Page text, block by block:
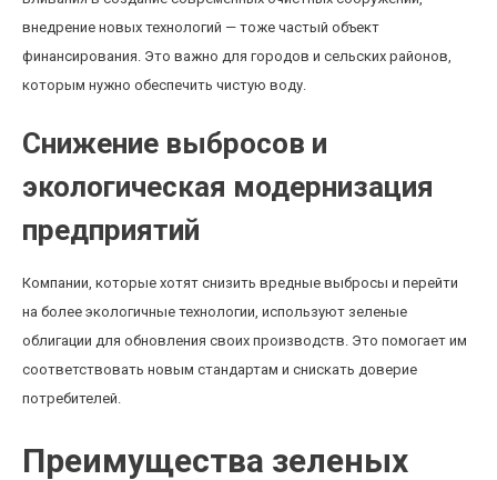
внедрение новых технологий — тоже частый объект
финансирования. Это важно для городов и сельских районов,
которым нужно обеспечить чистую воду.
Снижение выбросов и
экологическая модернизация
предприятий
Компании, которые хотят снизить вредные выбросы и перейти
на более экологичные технологии, используют зеленые
облигации для обновления своих производств. Это помогает им
соответствовать новым стандартам и снискать доверие
потребителей.
Преимущества зеленых